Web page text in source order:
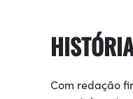
Com redação